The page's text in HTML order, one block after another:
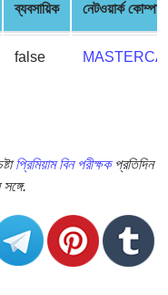
ব্যবসায়িক নেটওয়ার্ক
false
প্রিমিয়াম বিন পরীক্ষকপ্রতিদিন